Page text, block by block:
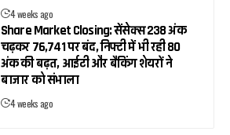
4 weeks ago
Share Market Closing: सेंसेक्स 238 अंक
चढ़कर 76,741 पर बंद, निफ्टी में भी रही 80
अंक की बढ़त, आईटी और बैंकिंग शेयरों ने
बाजार को संभाला
4 weeks ago